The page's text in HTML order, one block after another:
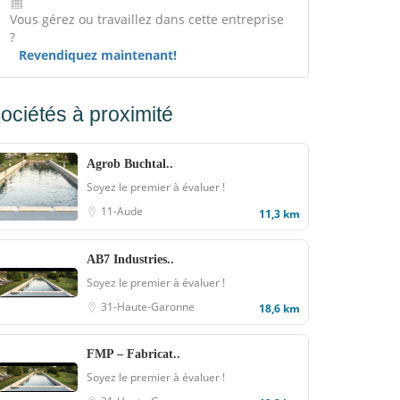
Vous gérez ou travaillez dans cette entreprise
?
Revendiquez maintenant!
à proximité
Agrob Buchtal..
Soyez le premier à évaluer !
11-Aude
11,3 km
AB7 Industries..
Soyez le premier à évaluer !
31-Haute-Garonne
18,6 km
FMP – Fabricat..
Soyez le premier à évaluer !